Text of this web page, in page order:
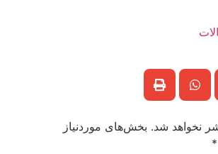
نخواهد شد. بخش‌های موردنیاز
*